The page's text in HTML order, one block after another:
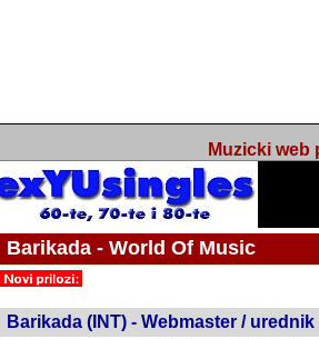
Muzicki web
Barikada - World Of Music
Barikada (INT) - Webmaster / urednik